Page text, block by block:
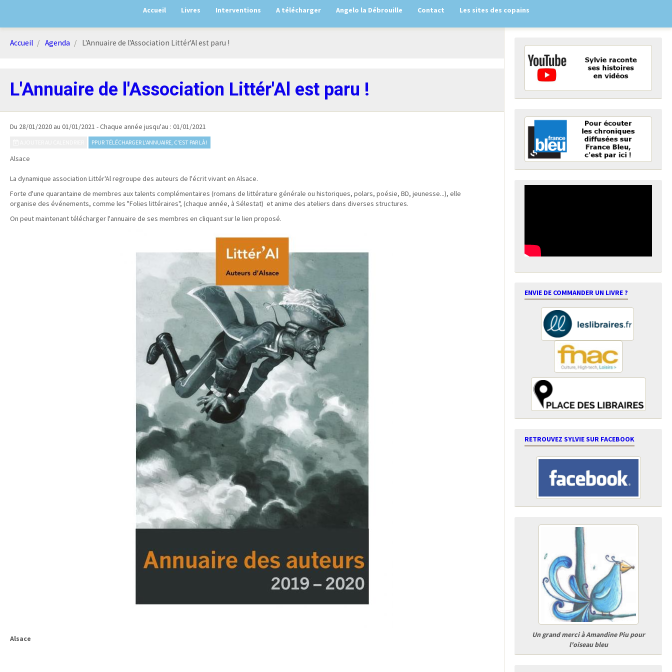
Accueil Livres Interventions A télécharger Angelo la Débrouille Contact Les sites des copains
Accueil Agenda L'Annuaire de l'Association Littér'Al est paru !
L'Annuaire de l'Association Littér'Al est paru !
Du 28/01/2020 au 01/01/2021 - Chaque année jusqu'au : 01/01/2021
PPUR TÉLÉCHARGER L'ANNUAIRE, C'EST PAR LÀ !
Alsace
La dynamique association Littér'Al regroupe des auteurs de l'écrit vivant en Alsace.
Forte d'une quarantaine de membres aux talents complémentaires (romans de littérature générale ou historiques, polars, poésie, BD, jeunesse...), elle
organise des événements, comme les "Folies littéraires", (chaque année, à Sélestat) et anime des ateliers dans diverses structures.
On peut maintenant télécharger l'annuaire de ses membres en cliquant sur le lien proposé.
Alsace
ENVIE DE COMMANDER UN LIVRE ?
RETROUVEZ SYLVIE SUR FACEBOOK
Un grand merci à Amandine Piu pour
l'oiseau bleu